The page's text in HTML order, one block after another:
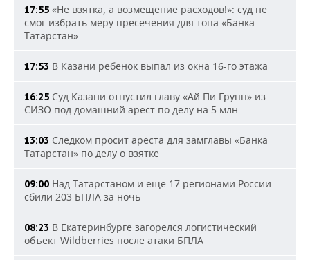
17:55 «Не взятка, а возмещение расходов!»: суд не
смог избрать меру пресечения для топа «Банка
Татарстан»
17:53 В Казани ребенок выпал из окна 16-го этажа
16:25 Суд Казани отпустил главу «Ай Пи Групп» из
СИЗО под домашний арест по делу на 5 млн
13:03 Следком просит ареста для замглавы «Банка
Татарстан» по делу о взятке
09:00 Над Татарстаном и еще 17 регионами России
сбили 203 БПЛА за ночь
08:23 В Екатеринбурге загорелся логистический
объект Wildberries после атаки БПЛА